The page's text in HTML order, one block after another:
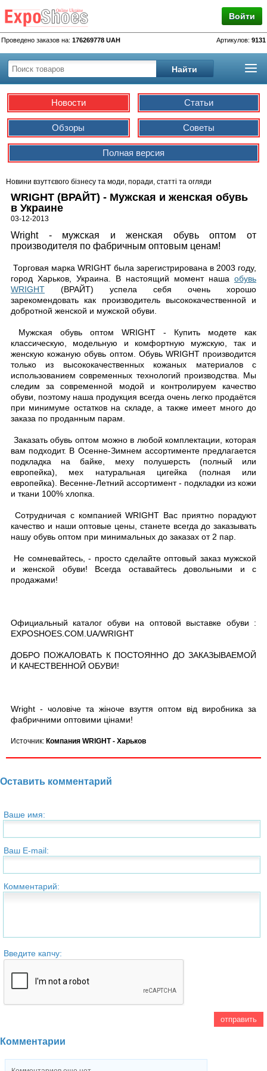
Войти
Проведено заказов на: 176269778 UAH Артикулов: 9131
Новости Статьи
Обзоры Советы
Полная версия
Новини взуттєвого бізнесу та моди, поради, статті та огляди
WRIGHT (ВРАЙТ) - Мужская и женская обувь
в Украине
03-12-2013
Wright- мужская и женская обувь оптом от
производителя по фабричным оптовым ценам!
Торговая марка WRIGHT была зарегистрирована в 2003 году,
город Харьков, Украина. В настоящий момент наша обувь
WRIGHT (ВРАЙТ) успела себя очень хорошо
зарекомендовать как производитель высококачественной и
добротной женской и мужской обуви.
Мужская обувь оптом WRIGHT - Купить модете как
классическую, модельную и комфортную мужскую, так и
женскую кожаную обувь оптом. Обувь WRIGHT производится
только из высококачественных кожаных материалов с
использованием современных технологий производства. Мы
следим за современной модой и контролируем качество
обуви, поэтому наша продукция всегда очень легко продаётся
при минимуме остатков на складе, а также имеет много до
заказа по проданным парам.
Заказать обувь оптом можно в любой комплектации, которая
вам подходит. В Осенне-Зимнем ассортименте предлагается
подкладка на байке, меху полушерсть (полный или
европейка), мех натуральная цигейка (полная или
европейка). Весенне-Летний ассортимент - подкладки из кожи
и ткани 100% хлопка.
Сотрудничая с компанией WRIGHT Вас приятно порадуют
качество и наши оптовые цены, станете всегда до заказывать
нашу обувь оптом при минимальных до заказах от 2 пар.
Не сомневайтесь, - просто сделайте оптовый заказ мужской
и женской обуви! Всегда оставайтесь довольными и с
продажами!
Официальный каталог обуви на оптовой выставке обуви :
EXPOSHOES.COM.UA/WRIGHT
ДОБРО ПОЖАЛОВАТЬ К ПОСТОЯННО ДО ЗАКАЗЫВАЕМОЙ
И КАЧЕСТВЕННОЙ ОБУВИ!
Wright - чоловіче та жіноче взуття оптом від виробника за
фабричними оптовими цінами!
Источник: Компания WRIGHT - Харьков
Оставить комментарий
Ваше имя:
Ваш E-mail:
Комментарий:
Введите капчу:
Комментарии